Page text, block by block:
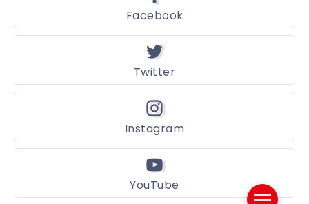
Facebook
Twitter
Instagram
YouTube